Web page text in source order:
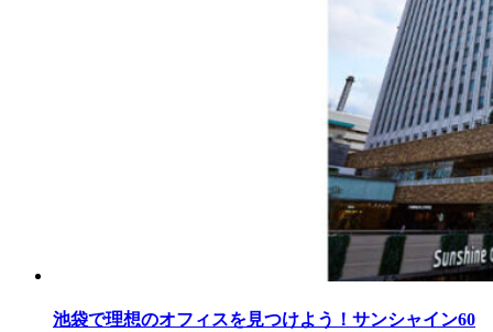
池袋で理想のオフィスを見つけよう！サンシャイン60